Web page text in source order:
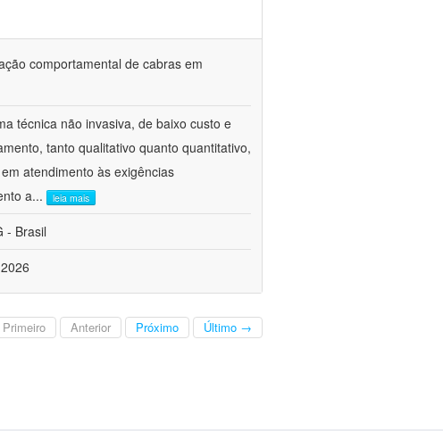
comportamental de cabras em
técnica não invasiva, de baixo custo e
tanto qualitativo quanto quantitativo,
atendimento às exigências
a... leia mais
- Brasil
Anterior Próximo Último →